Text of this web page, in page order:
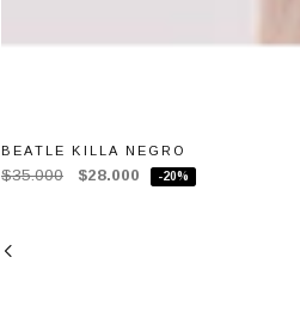
BEATLE KILLA NEGRO
$35.000 $28.000 -20%